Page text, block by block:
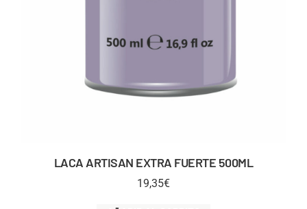
LACA ARTISAN EXTRA FUERTE 500ML
19,35€